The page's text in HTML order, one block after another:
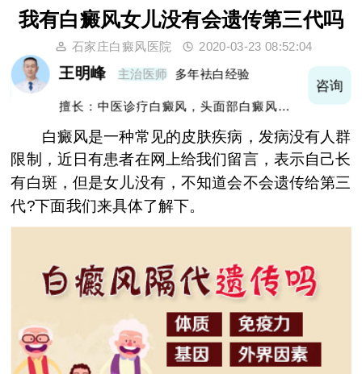
我有白癜风女儿没有会遗传第三代吗
石家庄白癜风医院 2020-03-23 08:52:04
王明峰 主治医师 多年袪白经验
擅长：中医诊疗白癜风，头面部白癜风，青
咨询
白癜风是一种常见的皮肤疾病，发病没有人群
限制，近日有患者在网上给我们留言，表示自己长
有白斑，但是女儿没有，不知道会不会遗传给第三
代?下面我们来具体了解下。